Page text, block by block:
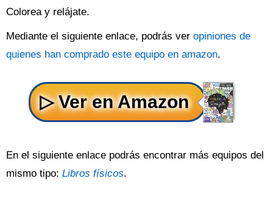
Colorea y relájate.
Mediante el siguiente enlace, podrás ver opiniones de
quienes han comprado este equipo en amazon.
En el siguiente enlace podrás encontrar más equipos del
mismo tipo: Libros físicos.